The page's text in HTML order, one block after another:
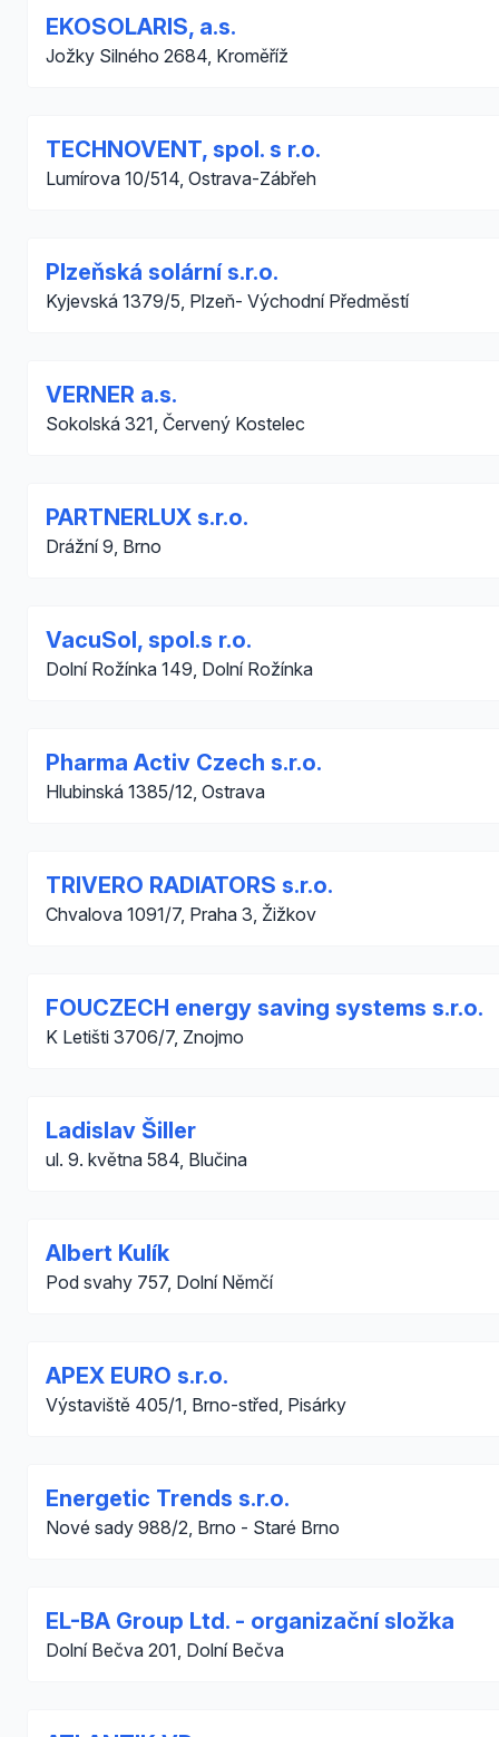
EKOSOLARIS, a.s.
Jožky Silného 2684, Kroměříž
TECHNOVENT, spol. s r.o.
Lumírova 10/514, Ostrava-Zábřeh
Plzeňská solární s.r.o.
Kyjevská 1379/5, Plzeň- Východní Předměstí
VERNER a.s.
Sokolská 321, Červený Kostelec
PARTNERLUX s.r.o.
Drážní 9, Brno
VacuSol, spol.s r.o.
Dolní Rožínka 149, Dolní Rožínka
Pharma Activ Czech s.r.o.
Hlubinská 1385/12, Ostrava
TRIVERO RADIATORS s.r.o.
Chvalova 1091/7, Praha 3, Žižkov
FOUCZECH energy saving systems s.r.o.
K Letišti 3706/7, Znojmo
Ladislav Šiller
ul. 9. května 584, Blučina
Albert Kulík
Pod svahy 757, Dolní Němčí
APEX EURO s.r.o.
Výstaviště 405/1, Brno-střed, Pisárky
Energetic Trends s.r.o.
Nové sady 988/2, Brno - Staré Brno
EL-BA Group Ltd. - organizační složka
Dolní Bečva 201, Dolní Bečva